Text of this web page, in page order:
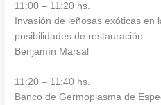
11:00 – 11:20 hs.
Invasión de leñosas exóticas
posibilidades de restauración.
Benjamín Marsal
11:20 – 11:40 hs.
Banco de Germoplasma de